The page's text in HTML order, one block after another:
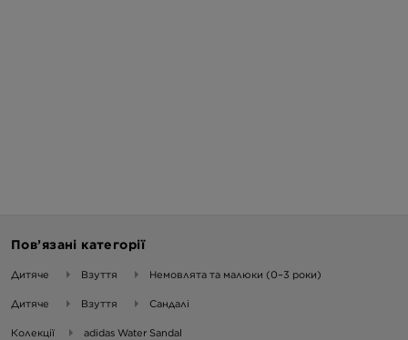
Пов’язані категорії
Дитяче Взуття Немовлята та малюки (0–3 роки)
Дитяче Взуття Сандалі
Колекції adidas Water Sandal